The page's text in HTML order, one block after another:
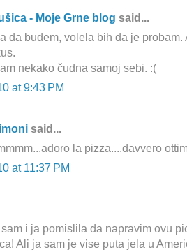
- Moje Grne blog said...
da budem, volela bih da je
nekako čudna samoj sebi. :(
at 9:43 PM
said...
la pizza....davvero
at 11:37 PM
sam i ja pomislila da napravim ovu
Ali ja sam je vise puta jela u